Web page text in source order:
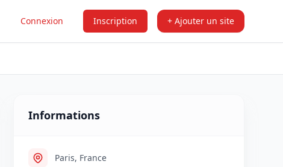
Connexion Inscription + Ajouter un site
Informations
Paris, France